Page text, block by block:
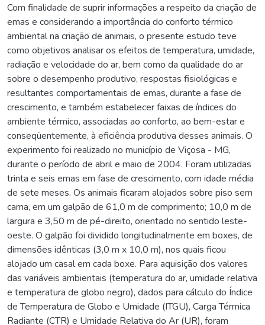
Com finalidade de suprir informações a respeito da criação de
emas e considerando a importância do conforto térmico
ambiental na criação de animais, o presente estudo teve
como objetivos analisar os efeitos de temperatura, umidade,
radiação e velocidade do ar, bem como da qualidade do ar
sobre o desempenho produtivo, respostas fisiológicas e
resultantes comportamentais de emas, durante a fase de
crescimento, e também estabelecer faixas de índices do
ambiente térmico, associadas ao conforto, ao bem-estar e
conseqüentemente, à eficiência produtiva desses animais. O
experimento foi realizado no município de Viçosa - MG,
durante o período de abril e maio de 2004. Foram utilizadas
trinta e seis emas em fase de crescimento, com idade média
de sete meses. Os animais ficaram alojados sobre piso sem
cama, em um galpão de 61,0 m de comprimento; 10,0 m de
largura e 3,50 m de pé-direito, orientado no sentido leste-
oeste. O galpão foi dividido longitudinalmente em boxes, de
dimensões idênticas (3,0 m x 10,0 m), nos quais ficou
alojado um casal em cada boxe. Para aquisição dos valores
das variáveis ambientais (temperatura do ar, umidade relativa
e temperatura de globo negro), dados para cálculo do Índice
de Temperatura de Globo e Umidade (ITGU), Carga Térmica
Radiante (CTR) e Umidade Relativa do Ar (UR), foram